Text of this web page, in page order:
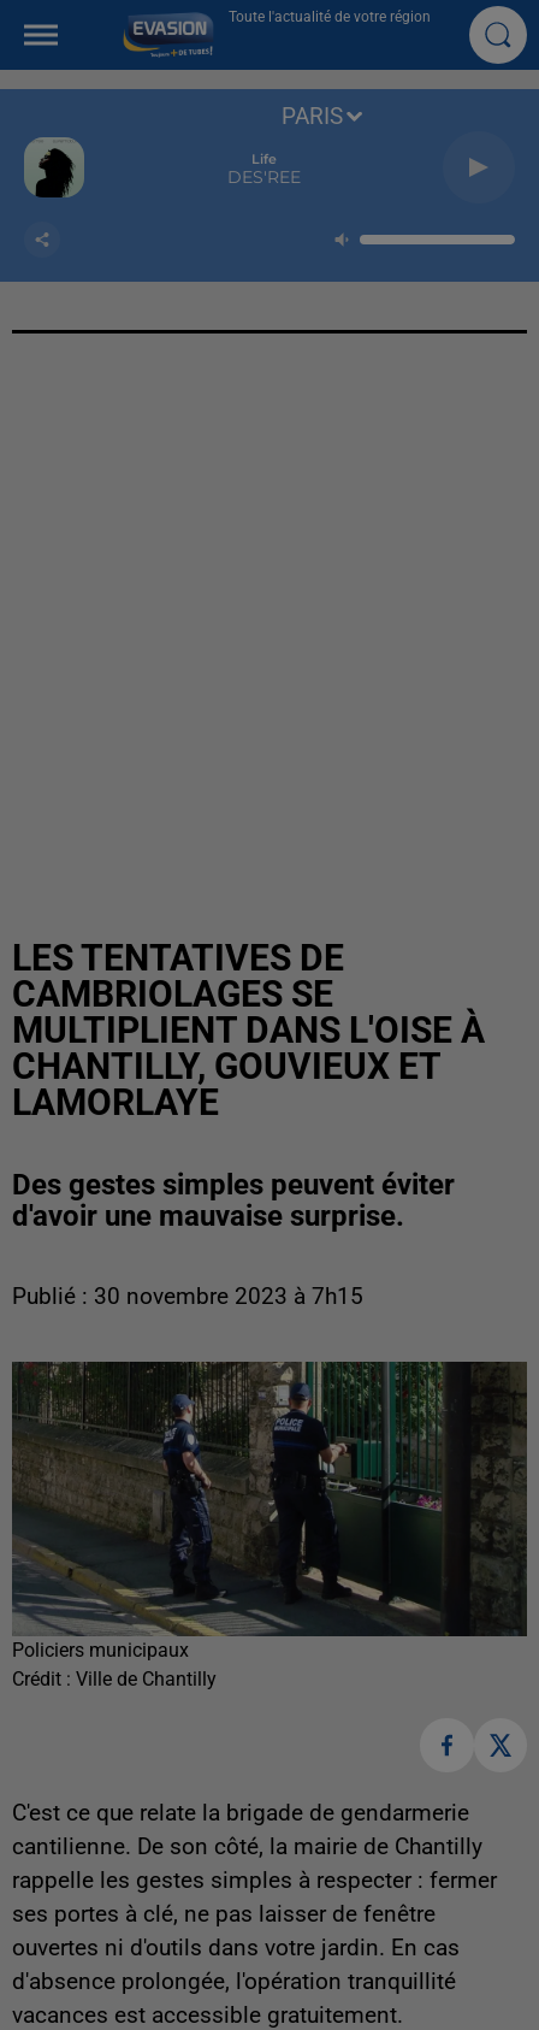
Toute l'actualité de votre région
Life
DES'REE
PARIS
LES TENTATIVES DE
CAMBRIOLAGES SE
MULTIPLIENT DANS L'OISE À
CHANTILLY, GOUVIEUX ET
LAMORLAYE
Des gestes simples peuvent éviter
d'avoir une mauvaise surprise.
Publié : 30 novembre 2023 à 7h15
Policiers municipaux
Crédit : Ville de Chantilly
C'est ce que relate la brigade de gendarmerie
cantilienne. De son côté, la mairie de Chantilly
rappelle les gestes simples à respecter : fermer
ses portes à clé, ne pas laisser de fenêtre
ouvertes ni d'outils dans votre jardin. En cas
d'absence prolongée, l'opération tranquillité
vacances est accessible gratuitement.